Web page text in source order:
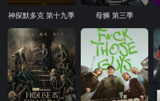
神探默多克 第十九季 母狮 第三季